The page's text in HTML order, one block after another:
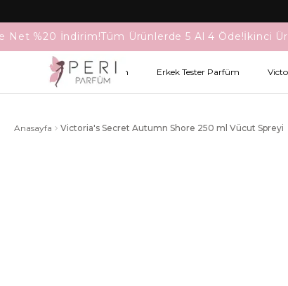
Net %20 İndirim!Tüm Ürünlerde 5 Al 4 Öde!İkinci
Kadın Tester Parfüm Erkek Tester Parfüm
Anasayfa Victoria's Secret Autumn Shore 250 ml Vücut Spreyi